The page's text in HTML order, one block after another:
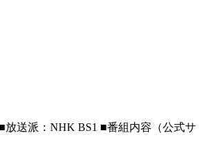
送派：NHK BS1 ■番組内容（公式サ